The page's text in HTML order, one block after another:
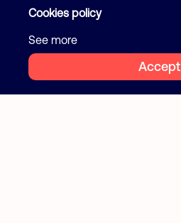
2026 Flatcake. All rights reserved
Privacy Policy
Cookies
Cookies policy
See more
Accept